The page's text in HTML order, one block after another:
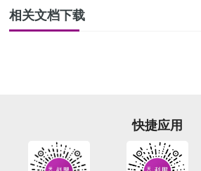
相关文档下载
快捷应用